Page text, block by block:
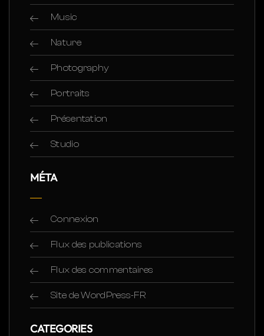
Music
Nature
Photography
Portraits
Présentation
Studio
MÉTA
Connexion
Flux des publications
Flux des commentaires
Site de WordPress-FR
CATEGORIES